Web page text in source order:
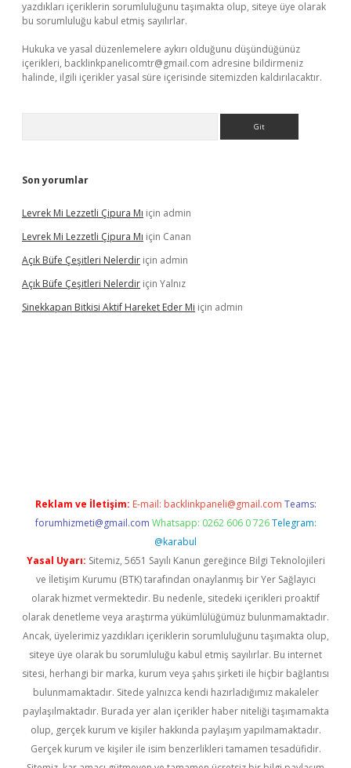
yazdıkları içeriklerin sorumluluğunu taşımakta olup, siteye üye olarak
bu sorumluluğu kabul etmiş sayılırlar.
Hukuka ve yasal düzenlemelere aykırı olduğunu düşündüğünüz
içerikleri, backlinkpanelicomtr@gmail.com adresine bildirmeniz
halinde, ilgili içerikler yasal süre içerisinde sitemizden kaldırılacaktır.
Son yorumlar
Levrek Mi Lezzetli Çipura Mı için admin
Levrek Mi Lezzetli Çipura Mı için Canan
Açık Büfe Çeşitleri Nelerdir için admin
Açık Büfe Çeşitleri Nelerdir için Yalnız
Sinekkapan Bitkisi Aktif Hareket Eder Mi için admin
Reklam ve İletişim: E-mail: backlinkpaneli@gmail.com Teams:
forumhizmeti@gmail.com Whatsapp: 0262 606 0 726 Telegram:
@karabul
Yasal Uyarı: Sitemiz, 5651 Sayılı Kanun gereğince Bilgi Teknolojileri
ve İletişim Kurumu (BTK) tarafından onaylanmış bir Yer Sağlayıcı
olarak hizmet vermektedir. Bu nedenle, sitedeki içerikleri proaktif
olarak denetleme veya araştırma yükümlülüğümüz bulunmamaktadır.
Ancak, üyelerimiz yazdıkları içeriklerin sorumluluğunu taşımakta olup,
siteye üye olarak bu sorumluluğu kabul etmiş sayılırlar. Bu internet
sitesi, herhangi bir marka, kurum veya şahıs şirketi ile hiçbir bağlantısı
bulunmamaktadır. Sitede yalnızca kendi hazırladığımız makaleler
paylaşılmaktadır. Burada yer alan içerikler haber niteliği taşımamakta
olup, gerçek kurum ve kişiler hakkında paylaşım yapılmamaktadır.
Gerçek kurum ve kişiler ile isim benzerlikleri tamamen tesadüfidir.